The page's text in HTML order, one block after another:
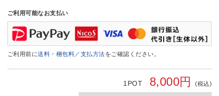
ご利用可能なお支払い
ご利用前に送料・梱包料／支払方法をご確認ください。
1POT 8,000円(税込)